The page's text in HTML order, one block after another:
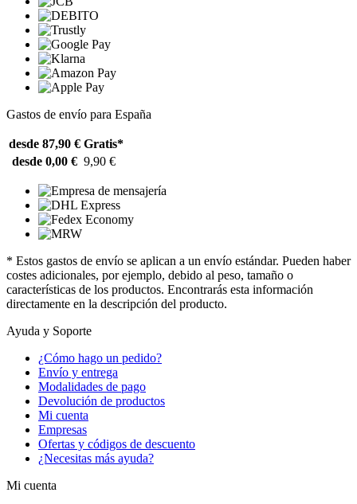
Gastos de envío para España
desde 87,90 € Gratis*
desde 0,00 € 9,90 €
* Estos gastos de envío se aplican a un envío estándar. Pueden haber
costes adicionales, por ejemplo, debido al peso, tamaño o
características de los productos. Encontrarás esta información
directamente en la descripción del producto.
Ayuda y Soporte
¿Cómo hago un pedido?
Envío y entrega
Modalidades de pago
Devolución de productos
Mi cuenta
Empresas
Ofertas y códigos de descuento
¿Necesitas más ayuda?
Mi cuenta